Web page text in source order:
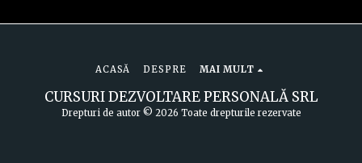
CURSURI DEZVOLTARE PERSONALĂ SRL
Drepturi de autor © 2026 Toate drepturile rezervate
ACASĂ DESPRE MAI MULT